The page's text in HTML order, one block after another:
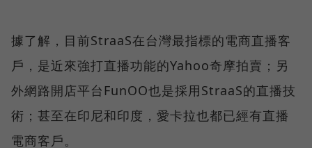
據了解，目前StraaS在台灣最指標的電商直播客
戶，是近來強打直播功能的Yahoo奇摩拍賣；另
外網路開店平台FunOO也是採用StraaS的直播技
術；甚至在印尼和印度，愛卡拉也都已經有直播
電商客戶。